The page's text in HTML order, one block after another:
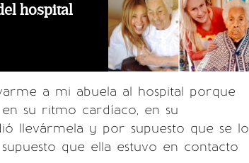
hospital
a mi abuela al hospital porque
su ritmo cardíaco, en su
llevármela y por supuesto que se lo
que ella estuvo en contacto